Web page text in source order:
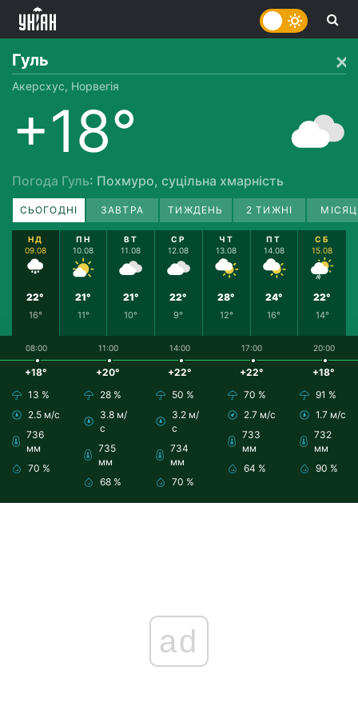
Гуль
Акерсхус, Норвегія
+18°
Погода Гуль: Похмуро, суцільна хмарність
СЬОГОДНІ ЗАВТРА ТИЖДЕНЬ 2 ТИЖНІ
НД
09.08
22°
16°
ПН
10.08
21°
11°
ВТ
11.08
21°
10°
СР
12.08
22°
9°
ЧТ
13.08
28°
12°
ПТ
14.08
24°
16°
СБ
15.08
22°
14°
08:00
+18°
13 %
2.5 м/с
736
мм
70 %
11:00
+20°
28 %
3.8 м/
с
735
мм
68 %
14:00
+22°
50 %
3.2 м/
с
734
мм
70 %
17:00
+22°
70 %
2.7 м/с
733
мм
64 %
20:00
+18°
91 %
1.7 м/с
732
мм
90 %
ad